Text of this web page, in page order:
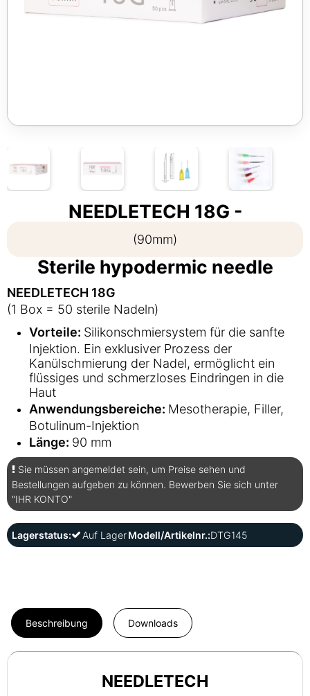
NEEDLETECH 18G -
(90mm)
Sterile hypodermic needle
NEEDLETECH 18G
(1 Box = 50 sterile Nadeln)
Vorteile: Silikonschmiersystem für die sanfte
Injektion. Ein exklusiver Prozess der
Kanülschmierung der Nadel, ermöglicht ein
flüssiges und schmerzloses Eindringen in die
Haut
Anwendungsbereiche: Mesotherapie, Filler,
Botulinum-Injektion
Länge: 90 mm
Sie müssen angemeldet sein, um Preise sehen und
Bestellungen aufgeben zu können. Bewerben Sie sich unter
"IHR KONTO"
Lagerstatus: Auf LagerModell/Artikelnr.:DTG145
Beschreibung Downloads
NEEDLETECH